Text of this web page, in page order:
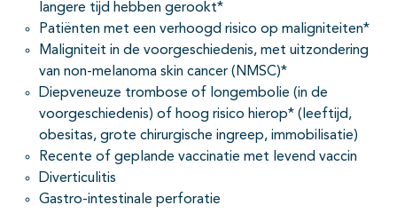
langere tijd hebben gerookt*
Patiënten met een verhoogd risico op maligniteiten*
Maligniteit in de voorgeschiedenis, met uitzondering
van non-melanoma skin cancer (NMSC)*
Diepveneuze trombose of longembolie (in de
voorgeschiedenis) of hoog risico hierop* (leeftijd,
obesitas, grote chirurgische ingreep, immobilisatie)
Recente of geplande vaccinatie met levend vaccin
Diverticulitis
Gastro-intestinale perforatie